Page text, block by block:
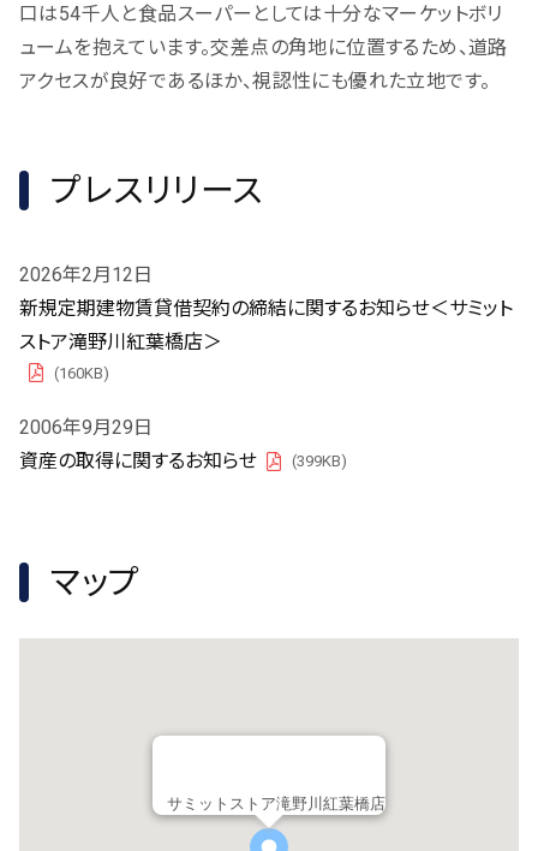
口は54千人と食品スーパーとしては十分なマーケットボリ
ュームを抱えています。交差点の角地に位置するため、道路
アクセスが良好であるほか、視認性にも優れた立地です。
プレスリリース
2026年2月12日
新規定期建物賃貸借契約の締結に関するお知らせ＜サミット
ストア滝野川紅葉橋店＞
PDF
(160KB)
2006年9月29日
資産の取得に関するお知らせ
PDF
(399KB)
マップ
サミットストア滝野川紅葉橋店